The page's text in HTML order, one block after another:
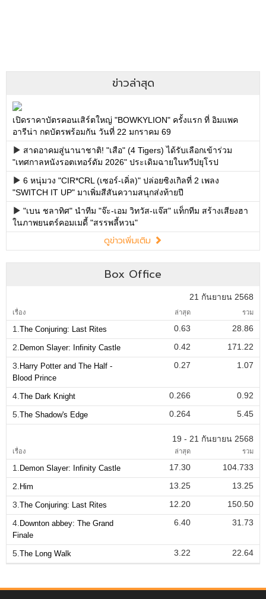
ข่าวล่าสุด
เปิดราคาบัตรคอนเสิร์ตใหญ่ "BOWKYLION" ครั้งแรก ที่ อิมแพค
อารีน่า กดบัตรพร้อมกัน วันที่ 22 มกราคม 69
สาดอาคมสู่นานาชาติ! "เสือ" (4 Tigers) ได้รับเลือกเข้าร่วม
"เทศกาลหนังรอตเทอร์ดัม 2026" ประเดิมฉายในทวีปยุโรป
6 หนุ่มวง "CIR*CRL (เซอร์-เคิ่ล)" ปล่อยซิงเกิลที่ 2 เพลง
"SWITCH IT UP" มาเพิ่มสีสันความสนุกส่งท้ายปี
"เบน ชลาทิศ" นำทีม "จ๊ะ-เอม วิทวัส-แจ๊ส" แท็กทีม สร้างเสียงฮา
ในภาพยนตร์คอมเมดี้ "สรรพลี้หวน"
ดูข่าวเพิ่มเติม
Box Office
21 กันยายน 2568
เรื่อง ล่าสุด รวม
1. The Conjuring: Last Rites 0.63
28.86
2. Demon Slayer: Infinity Castle 0.42
171.22
3. Harry Potter and The Half -
Blood Prince
0.27 1.07
4. The Dark Knight 0.266
0.92
5. The Shadow's Edge 0.264 5.45
19 - 21 กันยายน 2568
เรื่อง ล่าสุด รวม
1. Demon Slayer: Infinity Castle 17.30
104.733
2. Him 13.25
13.25
3. The Conjuring: Last Rites 12.20
150.50
4. Downton abbey: The Grand
Finale
6.40 31.73
5. The Long Walk 3.22 22.64